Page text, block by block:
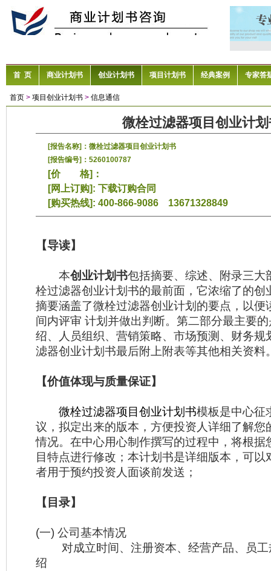
首 页 商业计划书 创业计划书 项目计划书 经典案例 专家答
首页 > 项目创业计划书 > 信息通信
微栓过滤器项目创业计
[报告名称]：微栓过滤器项目创业计划书
[报告编号]：5260100787
[价 格]：
[网上订购]:下载订购合同
[购买热线]: 400-866-9086 13671328849
【导读】
本创业计划书包括摘要、综述、附录三大
栓过滤器创业计划书的最前面，它浓缩了的创
摘要涵盖了微栓过滤器创业计划的要点，以便
间内评审 计划并做出判断。第二部分最主要
绍、人员组织、营销策略、市场预测、财务规
滤器创业计划书最后附上附表等其他相关资料
【价值体现与质量保证】
微栓过滤器项目创业计划书模板是中心征
议，拟定出来的版本，方便投资人详细了解您
情况。在中心用心制作撰写的过程中，将根据
目特点进行修改；本计划书是详细版本，可
者用于预约投资人面谈前发送；
【目录】
(一) 公司基本情况
对成立时间、注册资本、经营产品、员工
绍